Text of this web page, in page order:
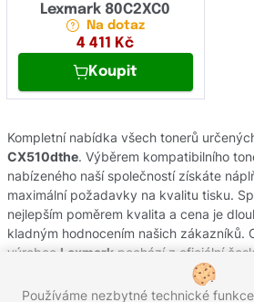
Lexmark 80C2XC0
Na dotaz
4 411 Kč
Koupit
Kompletní nabídka všech tonerů
CX510dthe. Výběrem kompatibilního
nabízeného naší společností získáte
maximální požadavky na kvalitu tisku.
nejlepším poměrem kvalita a cena je
kladným hodnocením našich zákazníků.
výrobce Lexmark pochází z oficiální
původu. Potřebujete-li poradit s výběrem
obraťte se na náš zákaznický servis,
Používáme nezbytné technické